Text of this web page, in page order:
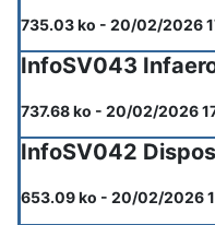
735.03 ko - 20/02/2026
InfoSV043
737.68 ko - 20/02/2026
InfoSV042
653.09 ko - 20/02/2026